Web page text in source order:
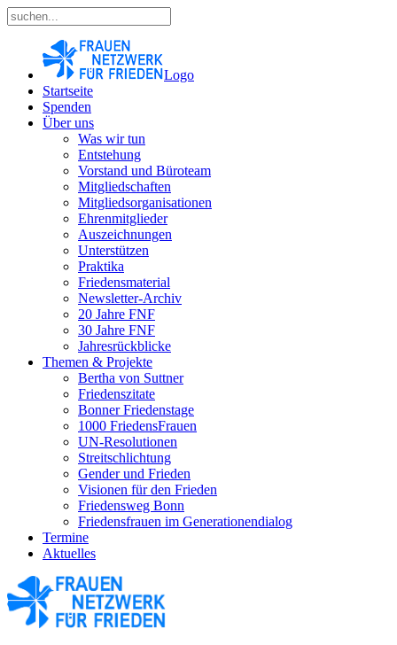
Logo
Startseite
Spenden
Über uns
Was wir tun
Entstehung
Vorstand und Büroteam
Mitgliedschaften
Mitgliedsorganisationen
Ehrenmitglieder
Auszeichnungen
Unterstützen
Praktika
Friedensmaterial
Newsletter-Archiv
20 Jahre FNF
30 Jahre FNF
Jahresrückblicke
Themen & Projekte
Bertha von Suttner
Friedenszitate
Bonner Friedenstage
1000 FriedensFrauen
UN-Resolutionen
Streitschlichtung
Gender und Frieden
Visionen für den Frieden
Friedensweg Bonn
Friedensfrauen im Generationendialog
Termine
Aktuelles